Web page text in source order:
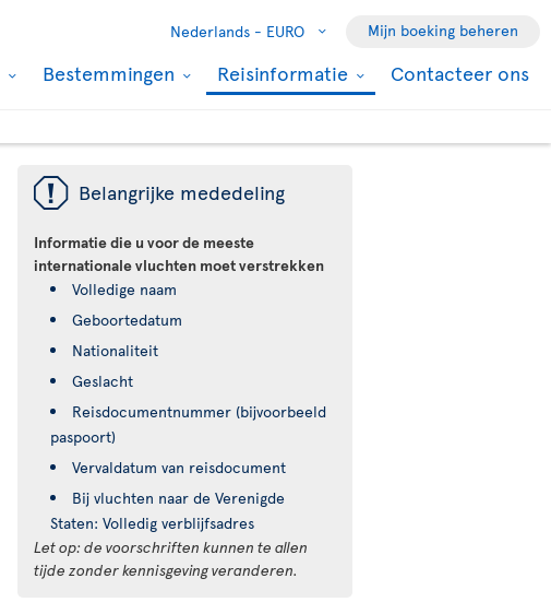
Nederlands - EURO Mijn boeking beheren
Bestemmingen Reisinformatie Contacteer ons
ü Belangrijke mededeling
Informatie die u voor de meeste
internationale vluchten moet verstrekken
Volledige naam
Geboortedatum
Nationaliteit
Geslacht
Reisdocumentnummer (bijvoorbeeld
paspoort)
Vervaldatum van reisdocument
Bij vluchten naar de Verenigde
Staten: Volledig verblijfsadres
Let op: de voorschriften kunnen te allen
tijde zonder kennisgeving veranderen.